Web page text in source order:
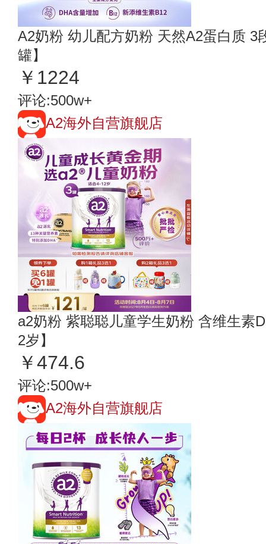
A2奶粉 幼儿配方奶粉 天然A2蛋白质 3
罐】
￥1224
评论:500w+
A2海外自营旗舰店
a2奶粉 紫聪聪儿童学生奶粉 含维生素
2岁】
￥474.6
评论:500w+
A2海外自营旗舰店